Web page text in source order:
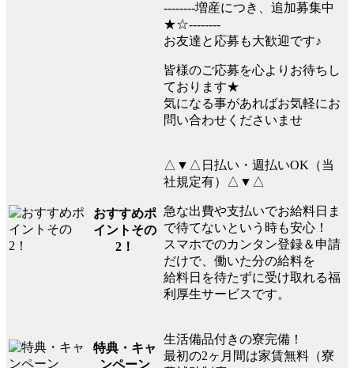
--------増産につき、追加募集中
★☆--------
お友達と応募も大歓迎です♪
皆様のご応募を心よりお待ちし
ております★
気になる事があればお気軽にお
問い合わせくださいませ
おすすめポ
イントその
2！
△▼△日払い・週払いOK（当
社規定有）△▼△
急な出費や支払いでお給料日ま
で待てないという時も安心！
スマホでのカンタン登録＆申請
だけで、働いた分の給料を
給料日を待たずに受け取れる福
利厚生サービスです。
特典・キャ
ンペーン
生活備品付きの寮完備！
最初の2ヶ月間は家賃無料（寮